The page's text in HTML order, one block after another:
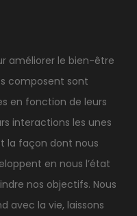
améliorer le bien-être
composent sont
en fonction de leurs
interactions les unes
la façon dont nous
en nous l’état
nos objectifs. Nous
avec la vie, laissons